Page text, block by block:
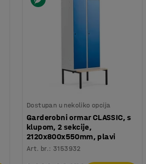
Dostupan u nekoliko opcija
Garderobni ormar CLASSIC, s
klupom, 2 sekcije,
2120x800x550mm, plavi
Art. br.:3153932